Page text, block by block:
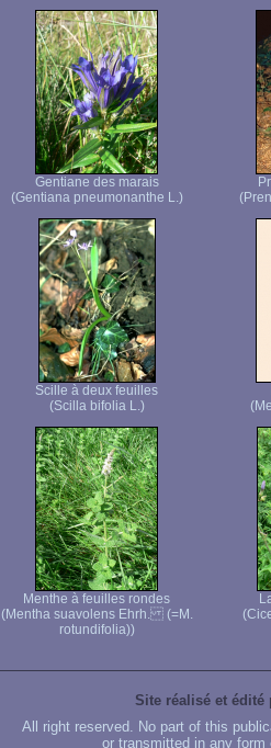
Gentiane des marais
(Gentiana pneumonanthe L.)
Scille à deux feuilles
(Scilla bifolia L.)
Menthe à feuilles rondes
(Mentha suavolens Ehrh. (=M.
rotundifolia))
Site réalisé et édité
All right reserved. No part of this
or transmitted in any